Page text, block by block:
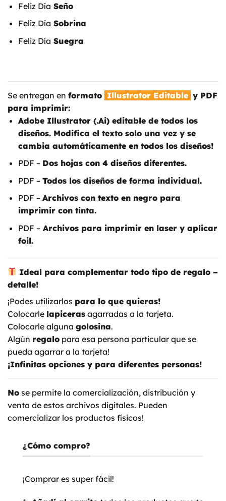
Feliz Día Seño
Feliz Día Sobrina
Feliz Día Suegra
Se entregan en formato Illustrator Editable y PDF
para imprimir:
Adobe Illustrator (.Ai) editable de todos los
diseños. Modifica el texto solo una vez y se
cambia automáticamente en todos los diseños!
PDF – Dos hojas con 4 diseños diferentes.
PDF – Todos los diseños de forma individual.
PDF – Archivos con texto en negro para
imprimir con tinta.
PDF –Archivos para imprimir en laser y aplicar
foil.
Ideal para complementar todo tipo de regalo –
detalle!
¡Podes utilizarlos para lo que quieras!
Colocarle lapiceras agarradas a la tarjeta.
Colocarle alguna golosina.
Algún regalo para esa persona particular que se
pueda agarrar a la tarjeta!
¡Infinitas opciones y para diferentes personas!
No se permite la comercialización, distribución y
venta de estos archivos digitales. Pueden
comercializar los productos físicos!
¿Cómo compro?
¡Comprar es super fácil!